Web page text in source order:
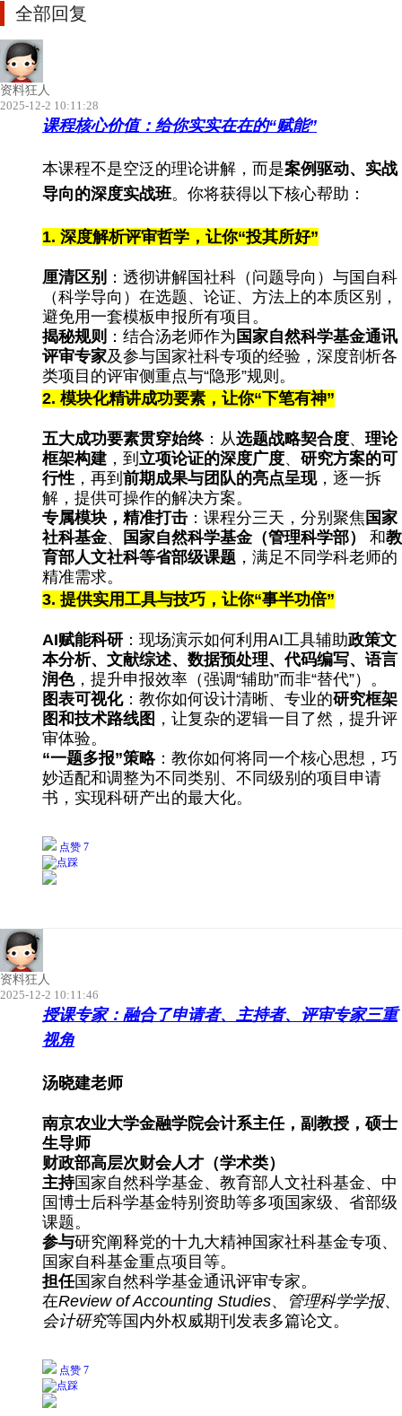
全部回复
资料狂人
2025-12-2 10:11:28
课程核心价值：给你实实在在的“赋能”
本课程不是空泛的理论讲解，而是​案例驱动、实战
导向的深度实战班​。你将获得以下核心帮助：​
1. 深度解析评审哲学，让你“投其所好”
厘清区别 ​：透彻讲解国社科（问题导向）与国自科
（科学导向）在选题、论证、方法上的本质区别，
避免用一套模板申报所有项目。
揭秘规则 ​：结合汤老师作为​ 国家自然科学基金通讯
评审专家​及参与国家社科专项的经验，深度剖析各
类项目的评审侧重点与“隐形”规则。
2. 模块化精讲成功要素，让你“下笔有神”
五大成功要素贯穿始终​：从​选题战略契合度​、​ 理论
框架构建 ​，到​ 立项论证的深度广度​、​ 研究方案的可
行性 ​，再到​ 前期成果与团队的亮点呈现​，逐一拆
解，提供可操作的解决方案。
专属模块，精准打击 ​：课程分三天，分别聚焦​ 国家
社科基金​、​ 国家自然科学基金（管理科学部） ​ 和​教
育部人文社科等省部级课题 ​，满足不同学科老师的
精准需求。
3. 提供实用工具与技巧，让你“事半功倍”
AI赋能科研 ​：现场演示如何利用AI工具辅助​政策文
本分析、文献综述、数据预处理、代码编写、语言
润色​，提升申报效率（强调“辅助”而非“替代”）。
图表可视化​：教你如何设计清晰、专业的​研究框架
图和技术路线图 ​，让复杂的逻辑一目了然，提升评
审体验。
“一题多报”策略​：教你如何将同一个核心思想，巧
妙适配和调整为不同类别、不同级别的项目申请
书，实现科研产出的最大化。
点赞 7
资料狂人
2025-12-2 10:11:46
授课专家：融合了申请者、主持者、评审专家三重
视角
汤晓建老师
南京农业大学金融学院会计系主任，副教授，硕士
生导师
财政部高层次财会人才（学术类）
主持​国家自然科学基金、教育部人文社科基金、中
国博士后科学基金特别资助等多项国家级、省部级
课题。
参与​研究阐释党的十九大精神国家社科基金专项、
国家自科基金重点项目等。
担任​国家自然科学基金通讯评审专家。
在​Review of Accounting Studies、​ 管理科学学报、​
会计研究等国内外权威期刊发表多篇论文。
点赞 7